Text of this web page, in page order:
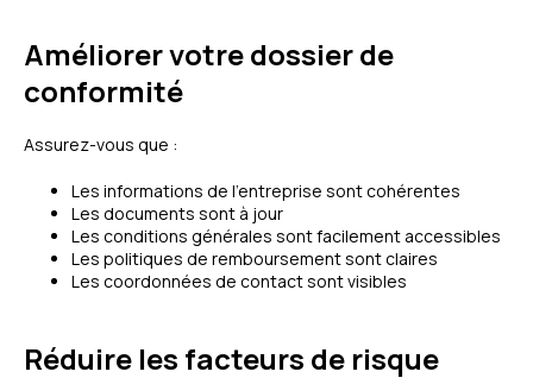
Améliorer votre dossier de
conformité
Assurez-vous que :
Les informations de l'entreprise sont cohérentes
Les documents sont à jour
Les conditions générales sont facilement accessibles
Les politiques de remboursement sont claires
Les coordonnées de contact sont visibles
Réduire les facteurs de risque